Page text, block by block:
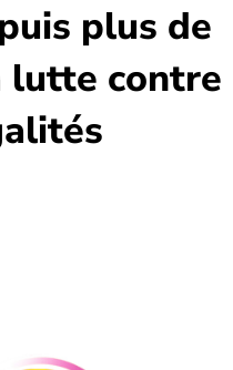
plus de
lutte contre